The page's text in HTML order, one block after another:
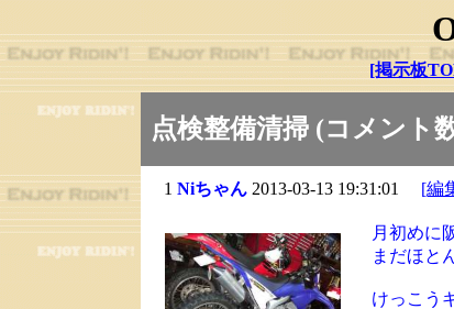
[掲示板
点検整備清掃 (コメント
1 Niちゃん 2013-03-13 19:31:01 [編
月初めに
まだほと
けっこう